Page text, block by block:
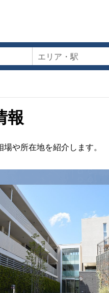
エリア・駅
報
や所在地を紹介します。